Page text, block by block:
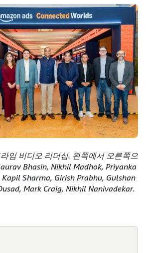
임 비디오 리더십. 왼쪽에서 오른쪽으
Bhasin, Nikhil Madhok, Priyanka
Sharma, Girish Prabhu, Gulshan
Mark Craig, Nikhil Nanivadekar.